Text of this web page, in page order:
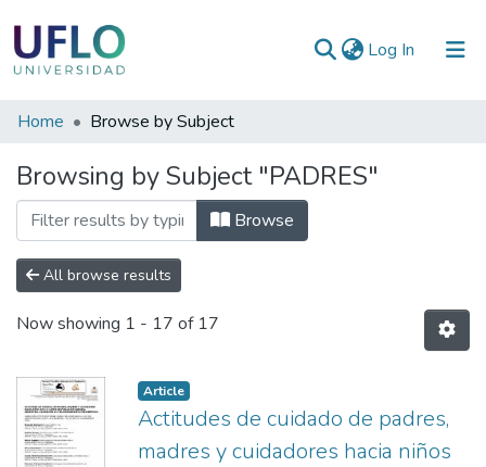
Log In (current)
Communities
Collections
All of RIUFLO
Home Browse by Subject
Browsing by Subject "PADRES"
Browse
All browse results
Now showing 1 - 17 of 17
Article
Actitudes de cuidado de padres,
madres y cuidadores hacia niños